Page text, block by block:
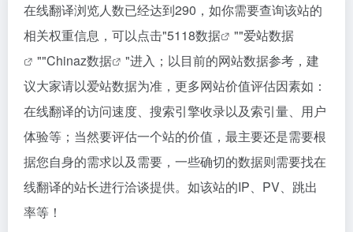
在线翻译浏览人数已经达到290，如你需要查询该站的
相关权重信息，可以点击"5118数据 ""爱站数据
""Chinaz数据
"进入；以目前的网站数据参考，建
议大家请以爱站数据为准，更多网站价值评估因素如：
在线翻译的访问速度、搜索引擎收录以及索引量、用户
体验等；当然要评估一个站的价值，最主要还是需要根
据您自身的需求以及需要，一些确切的数据则需要找在
线翻译的站长进行洽谈提供。如该站的IP、PV、跳出
率等！